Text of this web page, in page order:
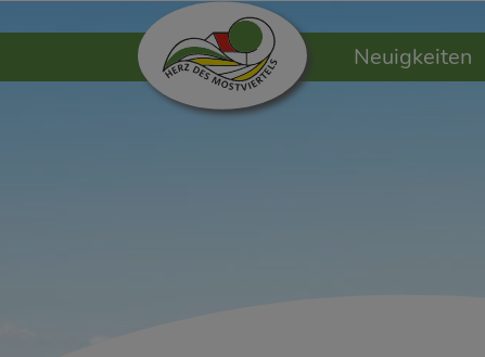
Neuigkeiten